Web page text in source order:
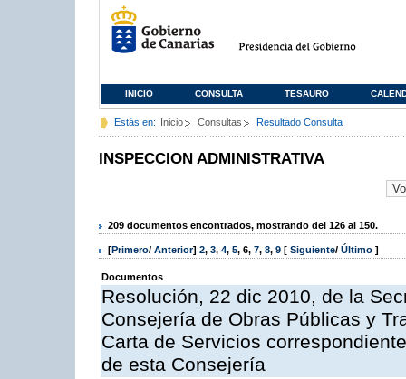
INICIO CONSULTA TESAURO
Estás en: Inicio Consultas Resultado Consulta
INSPECCION ADMINISTRATIVA
209 documentos encontrados, mostrando del 126 al 150.
[Primero/ Anterior] 2, 3, 4, 5, 6, 7, 8, 9 [ Siguiente/ Último ]
Documentos
Resolución, 22 dic 2010, de la
Consejería de Obras Públicas y
Carta de Servicios
de esta Consejería